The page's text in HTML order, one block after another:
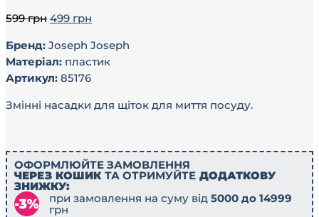
599грн 499 грн
Бренд: Joseph Joseph
Матеріал: пластик
Артикул: 85176
Змінні насадки для щіток для миття посуду.
ОФОРМЛЮЙТЕ ЗАМОВЛЕННЯ
ЧЕРЕЗ КОШИК ТА ОТРИМУЙТЕ ДОДАТКОВУ
ЗНИЖКУ:
при замовлення на суму від 5000 до 14999
грн